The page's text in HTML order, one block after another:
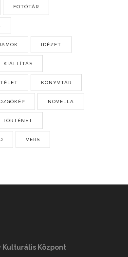
FOTÓTÁR
IDÉZET
KIÁLLÍTÁS
KÖNYVTÁR
NOVELLA
TÖRTÉNET
VERS
Kulturális Központ